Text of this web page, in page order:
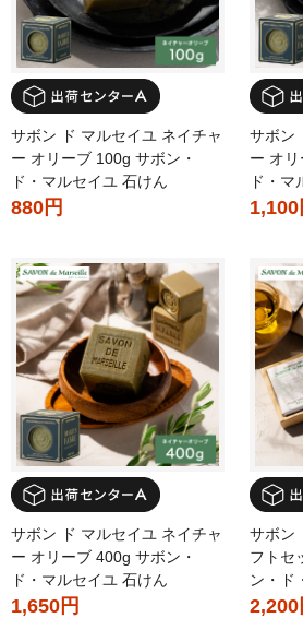
サボン ド マルセイユ ネイチャ
ー オリーブ 100g サボン・
ド・マルセイユ 石けん
880円
サボン
ー オリ
ド・マ
1,100
サボン ド マルセイユ ネイチャ
ー オリーブ 400g サボン・
ド・マルセイユ 石けん
1,650円
サボン
フトセ
ン・ド
2,200